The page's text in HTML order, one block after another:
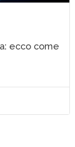
ecco come